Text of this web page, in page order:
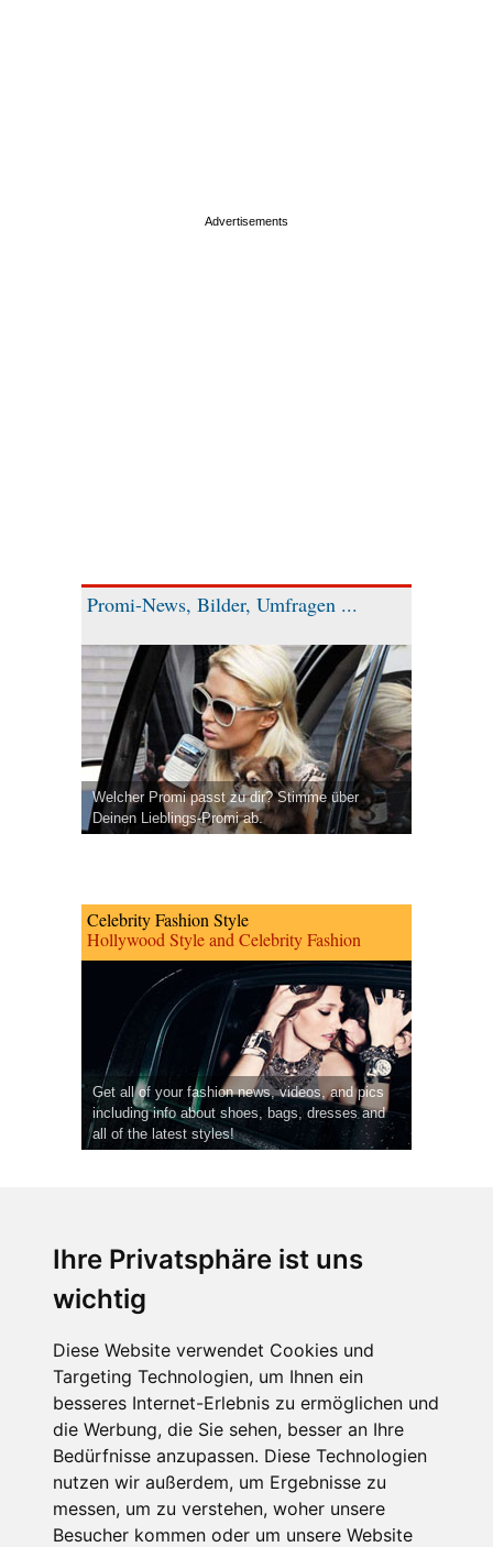
Ihre Privatsphäre ist uns
wichtig
Diese Website verwendet Cookies und
Targeting Technologien, um Ihnen ein
besseres Internet-Erlebnis zu ermöglichen und
die Werbung, die Sie sehen, besser an Ihre
Bedürfnisse anzupassen. Diese Technologien
nutzen wir außerdem, um Ergebnisse zu
messen, um zu verstehen, woher unsere
Besucher kommen oder um unsere Website
Promi-News, Bilder, Umfragen ...
Welcher Promi passt zu dir? Stimme über
Deinen Lieblings-Promi ab.
Celebrity Fashion Style
Hollywood Style and Celebrity Fashion
Get all of your fashion news, videos, and pics
including info about shoes, bags, dresses and
all of the latest styles!
CPost.org© 2013-2023 The Celebrity Post.
Terms of Use Privacy | Cookies Policy( Einstellungen ändern
About Us
Advertising
Contact Us